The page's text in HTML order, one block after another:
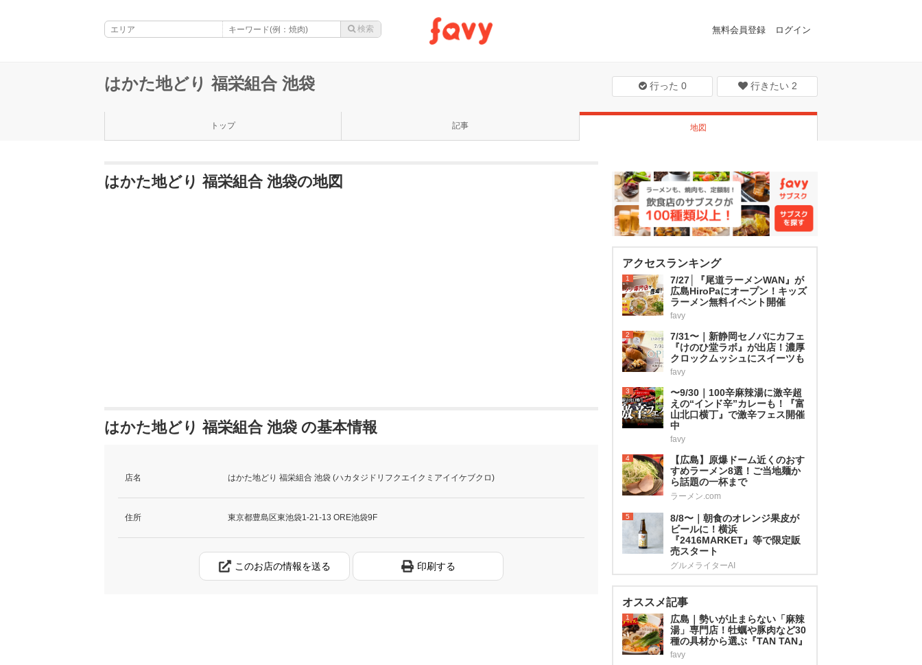
無料会員登録 ログイン
はかた地どり 福栄組合 池袋 行った 0 行きたい 2
トップ 記事 地図
はかた地どり 福栄組合 池袋の地図
はかた地どり 福栄組合 池袋 の基本情報
店名 はかた地どり 福栄組合 池袋 (ハカタジドリフクエイクミアイイケブクロ)
住所 東京都豊島区東池袋1-21-13 ORE池袋9F
このお店の情報を送る 印刷する
アクセスランキング
1
7/27│『尾道ラーメンWAN』が
広島HiroPaにオープン！キッズ
ラーメン無料イベント開催
favy
2
7/31〜｜新静岡セノバにカフェ
『けのひ堂ラボ』が出店！濃厚
クロックムッシュにスイーツも
favy
3
〜9/30｜100辛麻辣湯に激辛超
えの“インド辛”カレーも！『富
山北口横丁』で激辛フェス開催
中
favy
4
【広島】原爆ドーム近くのおす
すめラーメン8選！ご当地麺か
ら話題の一杯まで
ラーメン.com
5
8/8〜｜朝食のオレンジ果皮が
ビールに！横浜
『2416MARKET』等で限定販
売スタート
グルメライターAI
オススメ記事
1
広島｜勢いが止まらない「麻辣
湯」専門店！牡蠣や豚肉など30
種の具材から選ぶ『TAN TAN』
favy